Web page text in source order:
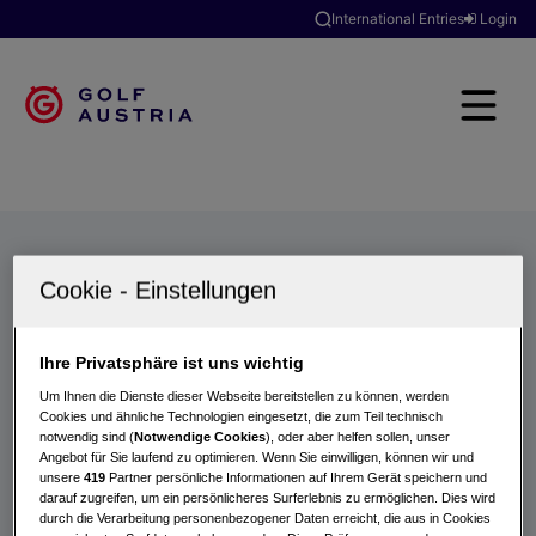
International Entries Login
Turniere
Ihre Privatsphäre ist uns wichtig
Um Ihnen die Dienste dieser Webseite bereitstellen zu können, werden
Cookies und ähnliche Technologien eingesetzt, die zum Teil technisch
notwendig sind (Notwendige Cookies), oder aber helfen sollen, unser
Angebot für Sie laufend zu optimieren. Wenn Sie einwilligen, können wir und
unsere419 Partner persönliche Informationen auf Ihrem Gerät speichern und
darauf zugreifen, um ein persönlicheres Surferlebnis zu ermöglichen. Dies wird
durch die Verarbeitung personenbezogener Daten erreicht, die aus in Cookies